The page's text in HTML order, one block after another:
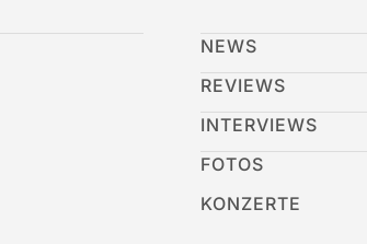
NEWS
REVIEWS
INTERVIEWS
FOTOS
KONZERTE